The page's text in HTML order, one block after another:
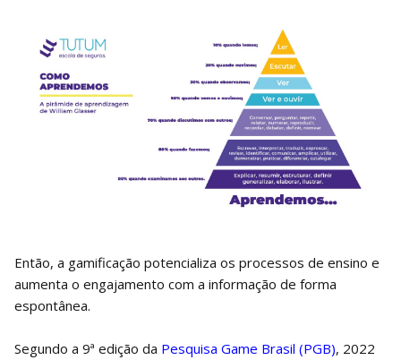
Então, a gamificação potencializa os processos de ensino e
aumenta o engajamento com a informação de forma
espontânea.
Segundo a 9ª edição da Pesquisa Game Brasil (PGB), 2022